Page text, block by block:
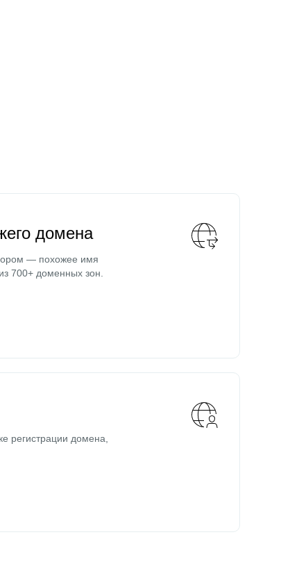
домена
— похожее имя
700+ доменных зон.
регистрации домена,